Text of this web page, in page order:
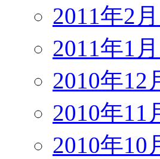
2011年2
2011年1
2010年12
2010年11
2010年10